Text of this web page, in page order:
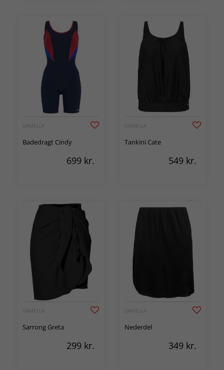
DAMELLA
Badedragt Cindy
699 kr.
DAMELLA
Tankini Cate
549 kr.
DAMELLA
Sarrong Greta
299 kr.
DAMELLA
Nederdel
349 kr.